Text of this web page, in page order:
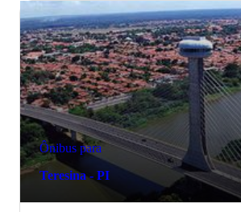
Ônibus para
Teresina - PI